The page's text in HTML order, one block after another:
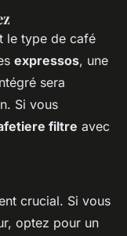
le type de café
expressos, une
sera
Si vous
filtre avec
crucial. Si vous
optez pour un